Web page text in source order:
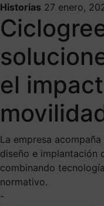
Historias 27 enero,
el
La empresa
diseño e implantación
combinando
normativo.
-